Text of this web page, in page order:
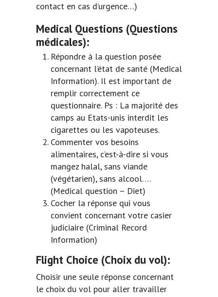
contact en cas d’urgence…)
Medical Questions (Questions
médicales):
Répondre à la question posée
concernant l’état de santé (Medical
Information). Il est important de
remplir correctement ce
questionnaire. Ps : La majorité des
camps au Etats-unis interdit les
cigarettes ou les vapoteuses.
Commenter vos besoins
alimentaires, c’est-à-dire si vous
mangez halal, sans viande
(végétarien), sans alcool….
(Medical question – Diet)
Cocher la réponse qui vous
convient concernant votre casier
judiciaire (Criminal Record
Information)
Flight Choice (Choix du vol):
Choisir une seule réponse concernant
le choix du vol pour aller travailler